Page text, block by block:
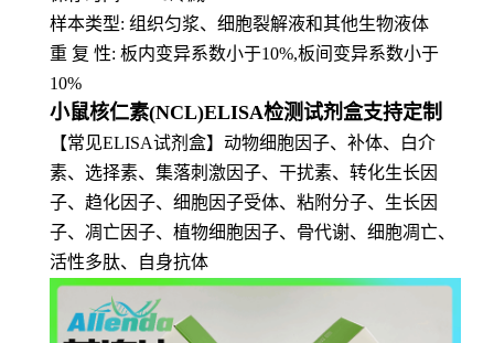
样本类型: 组织匀浆、细胞裂解液和其他生物液体
重 复 性: 板内变异系数小于10%,板间变异系数小于
10%
小鼠核仁素(NCL)ELISA检测试剂盒支持定制
【常见ELISA试剂盒】动物细胞因子、补体、白介
素、选择素、集落刺激因子、干扰素、转化生长因
子、趋化因子、细胞因子受体、粘附分子、生长因
子、凋亡因子、植物细胞因子、骨代谢、细胞凋亡、
活性多肽、自身抗体